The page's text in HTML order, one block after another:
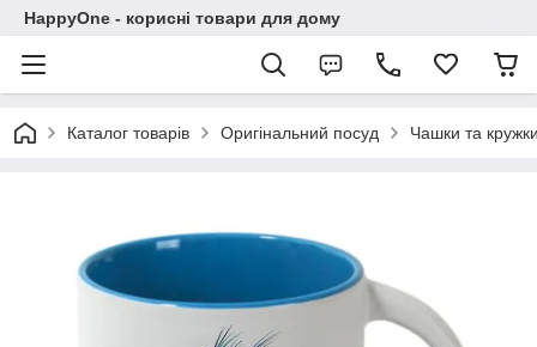
HappyOne - корисні товари для дому
Каталог товарів Оригінальний посуд Чашки та